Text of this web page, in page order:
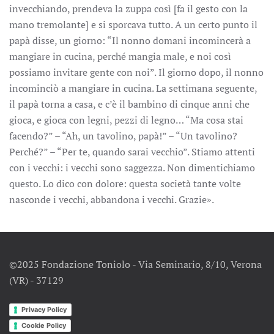
invecchiando, prendeva la zuppa così [fa il gesto con la
mano tremolante] e si sporcava tutto. A un certo punto il
papà disse, un giorno: “Il nonno domani incomincerà a
mangiare in cucina, perché mangia male, e noi così
possiamo invitare gente con noi”. Il giorno dopo, il nonno
incominciò a mangiare in cucina. La settimana seguente,
il papà torna a casa, e c’è il bambino di cinque anni che
gioca, e gioca con legni, pezzi di legno… “Ma cosa stai
facendo?” – “Ah, un tavolino, papà!” – “Un tavolino?
Perché?” – “Per te, quando sarai vecchio”. Stiamo attenti
con i vecchi: i vecchi sono saggezza. Non dimentichiamo
questo. Lo dico con dolore: questa società tante volte
nasconde i vecchi, abbandona i vecchi. Grazie».
©2025 Fondazione Toniolo - Via Seminario, 8/10, Verona
(VR) - 37129
Privacy Policy
Cookie Policy